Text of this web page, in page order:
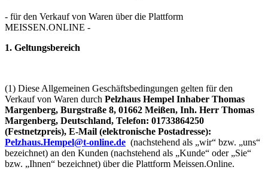
- für den Verkauf von Waren über die Plattform
MEISSEN.ONLINE -
1. Geltungsbereich
(1) Diese Allgemeinen Geschäftsbedingungen gelten für den
Verkauf von Waren durch Pelzhaus Hempel Inhaber Thomas
Margenberg, Burgstraße 8, 01662 Meißen, Inh. Herr Thomas
Margenberg, Deutschland, Telefon: 01733864250
(Festnetzpreis), E-Mail (elektronische Postadresse):
Pelzhaus.Hempel@t-online.de (nachstehend als „wir“ bzw. „uns“
bezeichnet) an den Kunden (nachstehend als „Kunde“ oder „Sie“
bzw. „Ihnen“ bezeichnet) über die Plattform Meissen.Online.